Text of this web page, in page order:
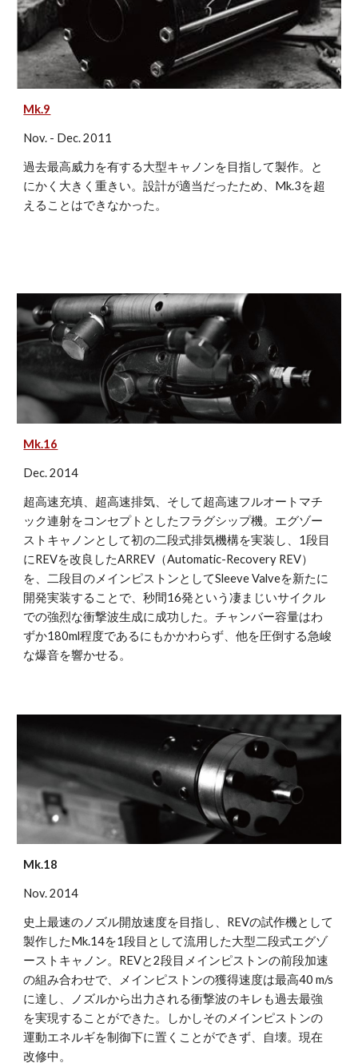
Mk.9
Nov. - Dec. 2011
過去最高威力を有する大型キャノンを目指して製作。と
にかく大きく重きい。設計が適当だったため、Mk.3を超
えることはできなかった。
Mk.16
Dec. 2014
超高速充填、超高速排気、そして超高速フルオートマチ
ック連射をコンセプトとしたフラグシップ機。エグゾー
ストキャノンとして初の二段式排気機構を実装し、1段目
にREVを改良したARREV（Automatic-Recovery REV）
を、二段目のメインピストンとしてSleeve Valveを新たに
開発実装することで、秒間16発という凄まじいサイクル
での強烈な衝撃波生成に成功した。チャンバー容量はわ
ずか180ml程度であるにもかかわらず、他を圧倒する急峻
な爆音を響かせる。
Mk.18
Nov. 2014
史上最速のノズル開放速度を目指し、REVの試作機として
製作したMk.14を1段目として流用した大型二段式エグゾ
ーストキャノン。REVと2段目メインピストンの前段加速
の組み合わせで、メインピストンの獲得速度は最高40 m/s
に達し、ノズルから出力される衝撃波のキレも過去最強
を実現することができた。しかしそのメインピストンの
運動エネルギを制御下に置くことができず、自壊。現在
改修中。